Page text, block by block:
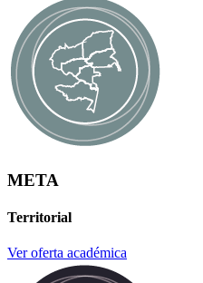
META
Territorial
Ver oferta académica